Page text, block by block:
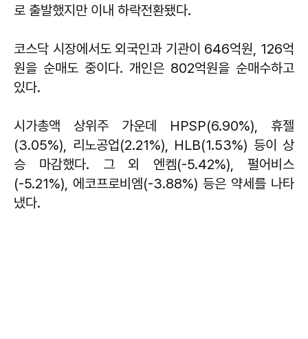
로 출발했지만 이내 하락전환됐다.
코스닥 시장에서도 외국인과 기관이 646억원, 126억
원을 순매도 중이다. 개인은 802억원을 순매수하고
있다.
시가총액 상위주 가운데 HPSP(6.90%), 휴젤
(3.05%), 리노공업(2.21%), HLB(1.53%) 등이 상
승 마감했다. 그 외 엔켐(-5.42%), 펄어비스
(-5.21%), 에코프로비엠(-3.88%) 등은 약세를 나타
냈다.